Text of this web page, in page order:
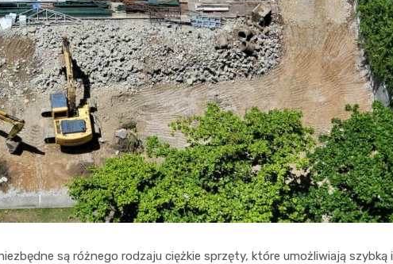
są różnego rodzaju ciężkie sprzęty, które umożliwiają szybką i